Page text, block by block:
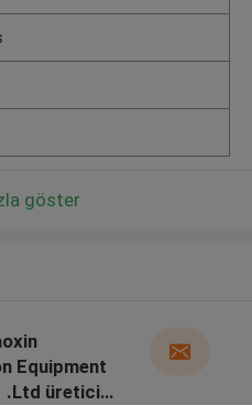
göster
Equipment
.Ltd üretici